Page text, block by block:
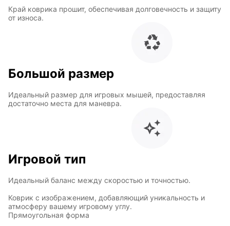
Край коврика прошит, обеспечивая долговечность и защиту
от износа.
Большой размер
Идеальный размер для игровых мышей, предоставляя
достаточно места для маневра.
Игровой тип
Идеальный баланс между скоростью и точностью.
Коврик с изображением, добавляющий уникальность и
атмосферу вашему игровому углу.
Прямоугольная форма